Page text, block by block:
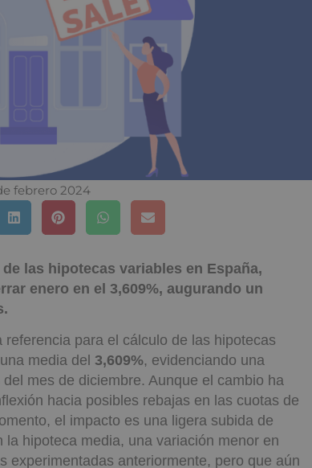
3 de febrero 2024
las hipotecas variables en España,
para el cálculo de las hipotecas
media del3,609% , evidenciando una
mes de diciembre. Aunque el cambio ha
hacia posibles rebajas en las cuotas de
el impacto es una ligera subida de